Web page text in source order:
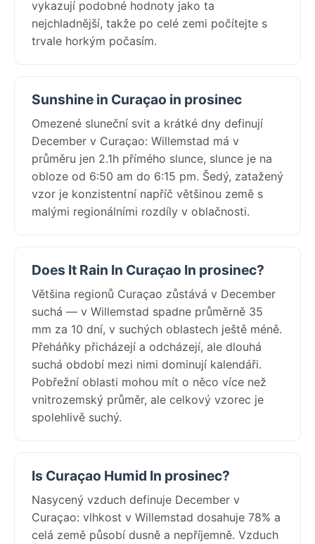
vykazují podobné hodnoty jako ta
nejchladnější, takže po celé zemi počítejte s
trvale horkým počasím.
Sunshine in Curaçao in prosinec
Omezené sluneční svit a krátké dny definují
December v Curaçao: Willemstad má v
průměru jen 2.1h přímého slunce, slunce je na
obloze od 6:50 am do 6:15 pm. Šedý, zatažený
vzor je konzistentní napříč většinou země s
malými regionálními rozdíly v oblačnosti.
Does It Rain In Curaçao In prosinec?
Většina regionů Curaçao zůstává v December
suchá — v Willemstad spadne průměrně 35
mm za 10 dní, v suchých oblastech ještě méně.
Přeháňky přicházejí a odcházejí, ale dlouhá
suchá období mezi nimi dominují kalendáři.
Pobřežní oblasti mohou mít o něco více než
vnitrozemský průměr, ale celkový vzorec je
spolehlivě suchý.
Is Curaçao Humid In prosinec?
Nasycený vzduch definuje December v
Curaçao: vlhkost v Willemstad dosahuje 78% a
celá země působí dusně a nepříjemně. Vzduch